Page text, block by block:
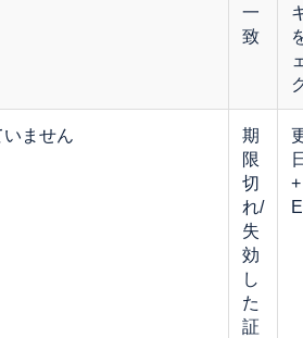
一
致
ません
期
限
切
れ/
失
効
し
た
証
+